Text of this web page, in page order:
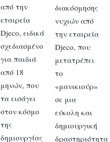
από την
εταιρεία
Djeco, ειδικά
σχεδιασμένο
για παιδιά
από 18
μηνών, που
τα εισάγει
στον κόσμο
της
δημιουργίας
διακόσμησης
νυχιών από
την εταιρεία
Djeco, που
μετατρέπει
το
«μανικιούρ»
σε μια
εύκολη και
δημιουργική
δραστηριότητα